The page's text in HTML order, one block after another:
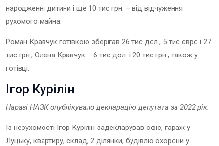
народженні дитини і ще 10 тис грн. – від відчуження
рухомого майна.
Роман Кравчук готівкою зберігав 26 тис дол., 5 тис євро і 27
тис грн., Олена Кравчук – 6 тис дол. і 20 тис грн., також у
готівці.
Ігор Курілін
Наразі НАЗК опублікувало декларацію депутата за 2022 рік.
Із нерухомості Ігор Курілін задекларував офіс, гараж у
Луцьку, квартиру, склад, 2 ділянки, будівлю охорони у